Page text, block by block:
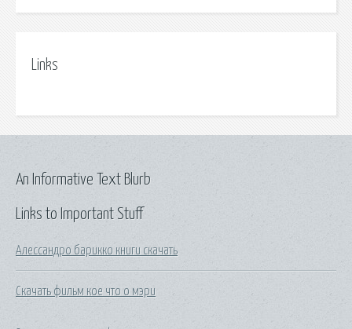
Links
Links to Important Stuff
Алессандро барикко книги скачать
Скачать фильм кое что о мэри
An Informative Text Blurb